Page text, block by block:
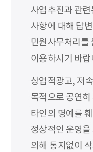
사업추진과 관
사항에 대해 답
민원사무처리를
이용하시기 바랍
상업적광고, 저
목적으로 공연
타인의 명예를
정상적인 운영을
의해 통지없이